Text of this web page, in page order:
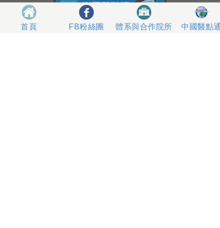
首頁 FB粉絲團 體系與合作院所 中國醫點